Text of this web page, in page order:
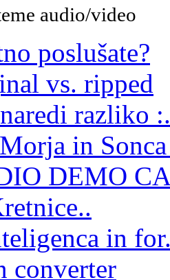
audio/video
poslušate?
vs. ripped
razliko
in
DEMO
in
converter